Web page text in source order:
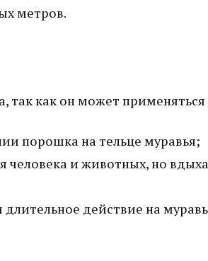
метров.
так как он может
порошка на тельце муравья;
человека и животных, но
действие на